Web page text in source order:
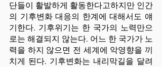
단들이 활발하게 활동한다고하지만 인간
의 기후변화 대응의 한계에 대해서도 얘
기한다. 기후위기는 한 국가의 노력만으
로는 해결되지 않는다. 어느 한 국가가 노
력을 하지 않으면 전 세계에 악영향을 끼
치게 된다. 기후변화는 내리막길을 달려